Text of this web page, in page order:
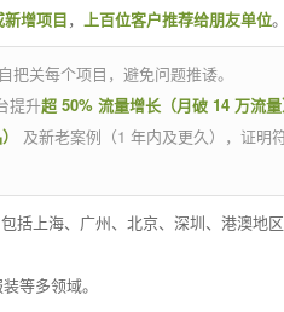
增项目， 上百位客户推荐给朋友单位。
关每个项目，避免问题推诿。
提升超 50% 流量增长（月破 14 万流量
及新老案例（1 年内及更久），证明
上海、广州、北京、深圳、港澳地
等多领域。